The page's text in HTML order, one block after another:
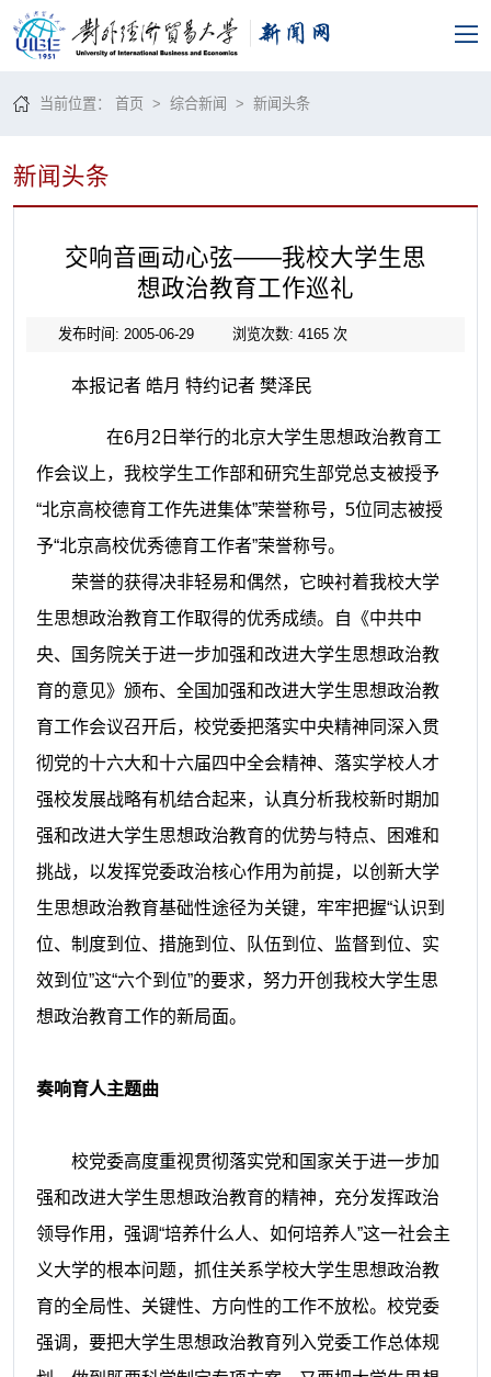
当前位置：首页 >综合新闻 >新闻头条
新闻头条
交响音画动心弦——我校大学生思
想政治教育工作巡礼
发布时间: 2005-06-29 浏览次数: 4165次
本报记者 皓月 特约记者 樊泽民
在6月2日举行的北京大学生思想政治教育工
作会议上，我校学生工作部和研究生部党总支被授予
“北京高校德育工作先进集体”荣誉称号，5位同志被授
予“北京高校优秀德育工作者”荣誉称号。
荣誉的获得决非轻易和偶然，它映衬着我校大学
生思想政治教育工作取得的优秀成绩。自《中共中
央、国务院关于进一步加强和改进大学生思想政治教
育的意见》颁布、全国加强和改进大学生思想政治教
育工作会议召开后，校党委把落实中央精神同深入贯
彻党的十六大和十六届四中全会精神、落实学校人才
强校发展战略有机结合起来，认真分析我校新时期加
强和改进大学生思想政治教育的优势与特点、困难和
挑战，以发挥党委政治核心作用为前提，以创新大学
生思想政治教育基础性途径为关键，牢牢把握“认识到
位、制度到位、措施到位、队伍到位、监督到位、实
效到位”这“六个到位”的要求，努力开创我校大学生思
想政治教育工作的新局面。
奏响育人主题曲
校党委高度重视贯彻落实党和国家关于进一步加
强和改进大学生思想政治教育的精神，充分发挥政治
领导作用，强调“培养什么人、如何培养人”这一社会主
义大学的根本问题，抓住关系学校大学生思想政治教
育的全局性、关键性、方向性的工作不放松。校党委
强调，要把大学生思想政治教育列入党委工作总体规